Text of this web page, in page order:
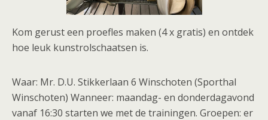
Kom gerust een proefles maken (4 x gratis) en ontdek
hoe leuk kunstrolschaatsen is.
Waar: Mr. D.U. Stikkerlaan 6 Winschoten (Sporthal
Winschoten) Wanneer: maandag- en donderdagavond
vanaf 16:30 starten we met de trainingen. Groepen: er